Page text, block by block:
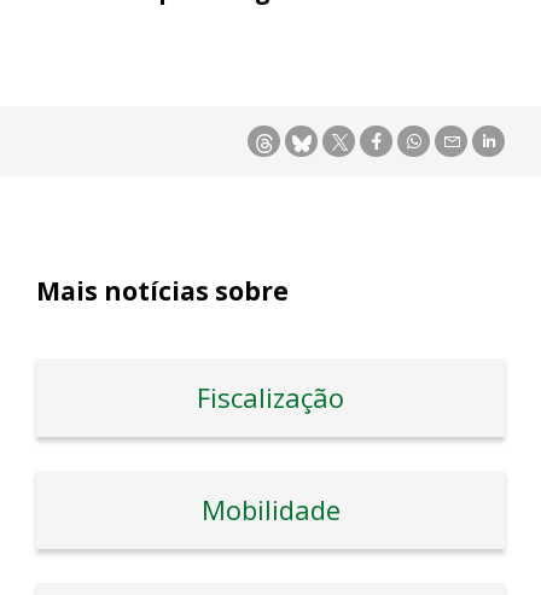
Mais notícias sobre
Fiscalização
Mobilidade